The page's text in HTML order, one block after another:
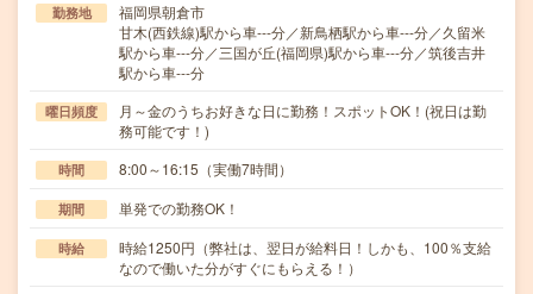
勤務地
福岡県朝倉市
甘木(西鉄線)駅から車---分／新鳥栖駅から車---分／久留米
駅から車---分／三国が丘(福岡県)駅から車---分／筑後吉井
駅から車---分
曜日頻度
月～金のうちお好きな日に勤務！スポットOK！(祝日は勤
務可能です！)
時間 8:00～16:15（実働7時間）
期間 単発での勤務OK！
時給
時給1250円（弊社は、翌日が給料日！しかも、100％支給
なので働いた分がすぐにもらえる！）